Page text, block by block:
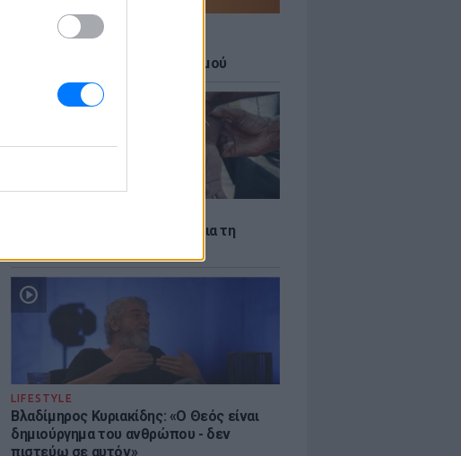
ΕΙΔΗΣΕΙΣ
υψηλότερο επίπεδο συναγερμού
Προφυλακίστηκε ο Αφγανός για τη
LIFESTYLE
Βλαδίμηρος Κυριακίδης: «Ο Θεός είναι
δημιούργημα του ανθρώπου - δεν
πιστεύω σε αυτόν»